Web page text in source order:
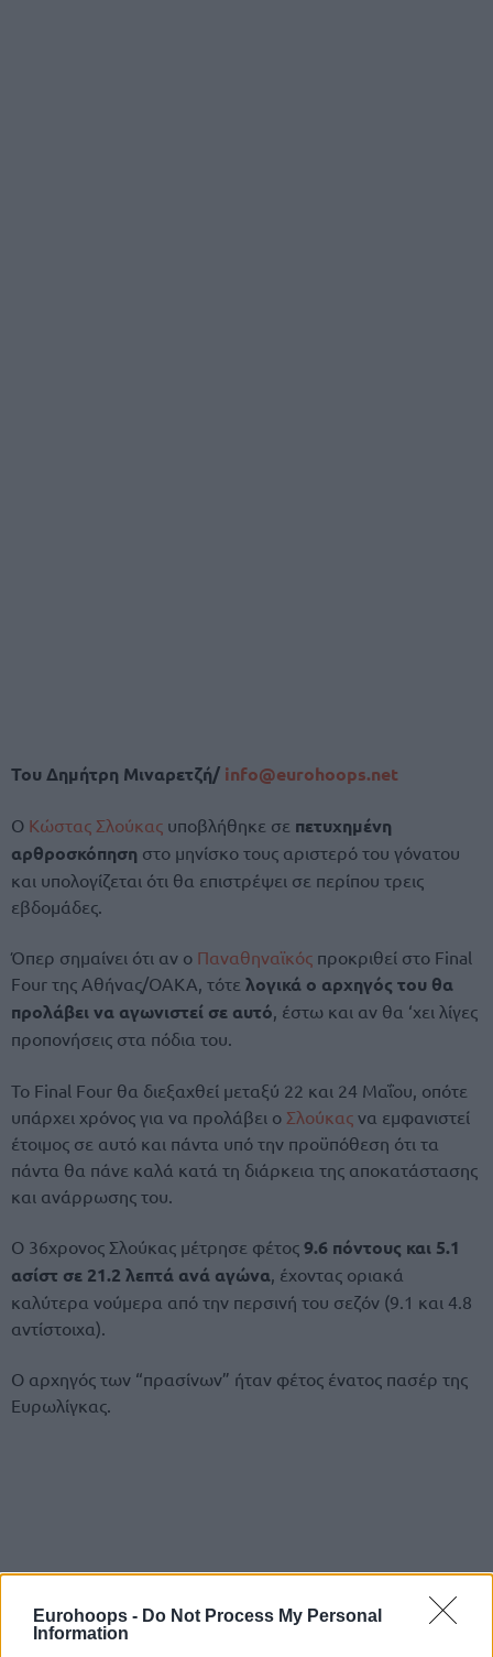
Eurohoops - Do Not Process My Personal
Information
Του Δημήτρη Μιναρετζή/ info@eurohoops.net
Ο Κώστας Σλούκας υποβλήθηκε σε πετυχημένη
αρθροσκόπηση στο μηνίσκο τους αριστερό του γόνατου
και υπολογίζεται ότι θα επιστρέψει σε περίπου τρεις
εβδομάδες.
Όπερ σημαίνει ότι αν ο Παναθηναϊκός προκριθεί στο Final
Four της Αθήνας/ΟΑΚΑ, τότε λογικά ο αρχηγός του θα
προλάβει να αγωνιστεί σε αυτό, έστω και αν θα ‘χει λίγες
προπονήσεις στα πόδια του.
Το Final Four θα διεξαχθεί μεταξύ 22 και 24 Μαΐου, οπότε
υπάρχει χρόνος για να προλάβει ο Σλούκας να εμφανιστεί
έτοιμος σε αυτό και πάντα υπό την προϋπόθεση ότι τα
πάντα θα πάνε καλά κατά τη διάρκεια της αποκατάστασης
και ανάρρωσης του.
Ο 36χρονος Σλούκας μέτρησε φέτος 9.6 πόντους και 5.1
ασίστ σε 21.2 λεπτά ανά αγώνα , έχοντας οριακά
καλύτερα νούμερα από την περσινή του σεζόν (9.1 και 4.8
αντίστοιχα).
Ο αρχηγός των “πρασίνων” ήταν φέτος ένατος πασέρ της
Ευρωλίγκας.